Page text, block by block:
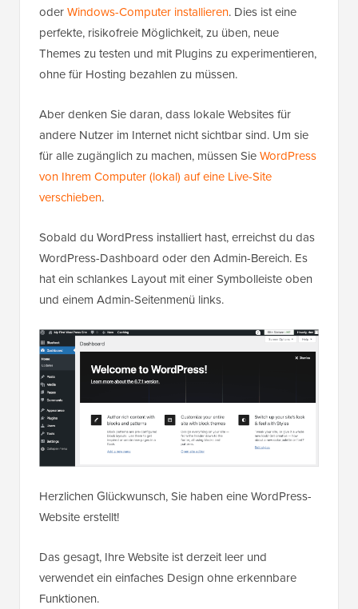
oderWindows-Computer installieren. Dies ist eine
perfekte, risikofreie Möglichkeit, zu üben, neue
Themes zu testen und mit Plugins zu experimentieren,
ohne für Hosting bezahlen zu müssen.
Aber denken Sie daran, dass lokale Websites für
andere Nutzer im Internet nicht sichtbar sind. Um sie
für alle zugänglich zu machen, müssen SieWordPress
von Ihrem Computer (lokal) auf eine Live-Site
verschieben.
Sobald du WordPress installiert hast, erreichst du das
WordPress-Dashboard oder den Admin-Bereich. Es
hat ein schlankes Layout mit einer Symbolleiste oben
und einem Admin-Seitenmenü links.
Herzlichen Glückwunsch, Sie haben eine WordPress-
Website erstellt!
Das gesagt, Ihre Website ist derzeit leer und
verwendet ein einfaches Design ohne erkennbare
Funktionen.